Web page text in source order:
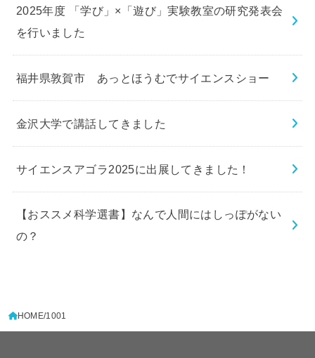
2025年度 「学び」×「遊び」実験教室の研究発表会
を行いました
福井県敦賀市 あっとほうむでサイエンスショー
金沢大学で講話してきました
サイエンスアゴラ2025に出展してきました！
【おススメ科学選書】なんで人間にはしっぽがない
の？
HOME 1001